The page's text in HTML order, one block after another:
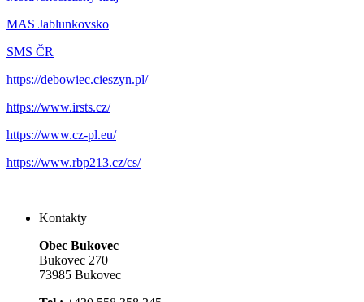
MAS Jablunkovsko
SMS ČR
https://debowiec.cieszyn.pl/
https://www.irsts.cz/
https://www.cz-pl.eu/
https://www.rbp213.cz/cs/
Kontakty
Obec Bukovec
Bukovec 270
73985 Bukovec